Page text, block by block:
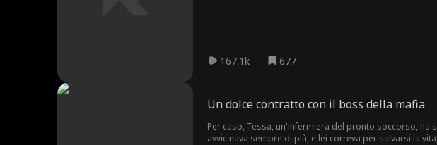
167.1k 677
Un dolce contratto con il boss della mafia
Per caso, Tessa, un'infermiera del pronto soccorso, ha
avvicinava sempre di più, e lei correva per salvarsi la